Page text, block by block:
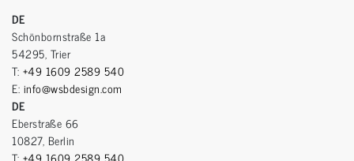
DE
Schönbornstraße 1a
54295, Trier
T: +49 1609 2589 540
E: info@wsbdesign.com
DE
Eberstraße 66
10827, Berlin